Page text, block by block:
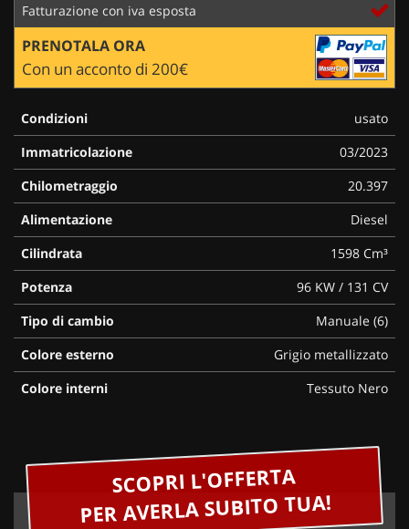
Fatturazione con iva esposta
PRENOTALA ORA
Con un acconto di 200€
Condizioni
usato
Immatricolazione
03/2023
Chilometraggio
20.397
Alimentazione
Diesel
Cilindrata
1598 Cm³
Potenza
96 KW / 131 CV
Tipo di cambio
Manuale (6)
Colore esterno
Grigio metallizzato
Colore interni
Tessuto Nero
SCOPRI L'OFFERTA
PER AVERLA SUBITO TUA!